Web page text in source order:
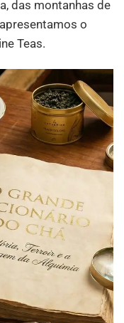
das montanhas de
o
Teas.